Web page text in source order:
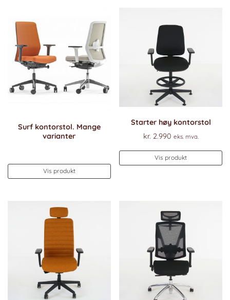
Surf kontorstol. Mange
varianter
Vis produkt
Starter høy kontorstol
kr. 2.990 eks. mva.
Vis produkt